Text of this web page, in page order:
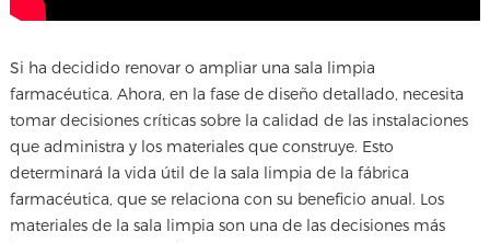
Si ha decidido renovar o ampliar una sala limpia
farmacéutica. Ahora, en la fase de diseño detallado, necesita
tomar decisiones críticas sobre la calidad de las instalaciones
que administra y los materiales que construye. Esto
determinará la vida útil de la sala limpia de la fábrica
farmacéutica, que se relaciona con su beneficio anual. Los
materiales de la sala limpia son una de las decisiones más